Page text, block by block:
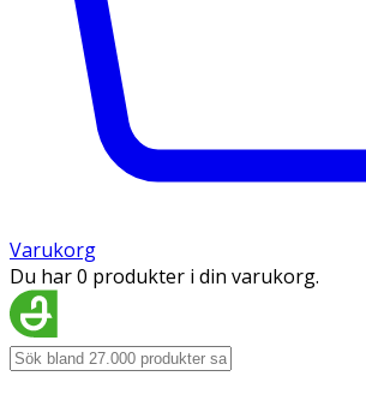
Varukorg
Du har 0 produkter i din varukorg.